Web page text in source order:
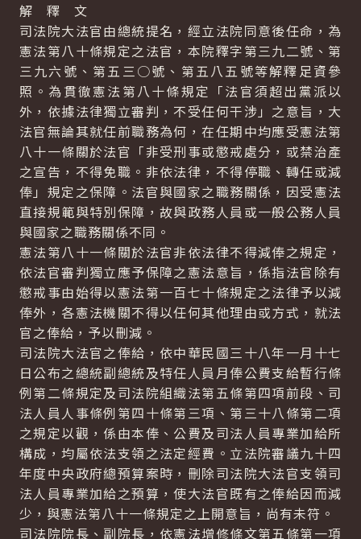
解 釋 文
司法院大法官由總統提名，經立法院同意後任命，為
憲法第八十條規定之法官，本院釋字第三九二號、第
三九六號、第五三○號、第五八五號等解釋足資參
照。為貫徹憲法第八十條規定「法官須超出黨派以
外，依據法律獨立審判，不受任何干涉」之意旨，大
法官無論其就任前職務為何，在任期中均應受憲法第
八十一條關於法官「非受刑事或懲戒處分，或禁治產
之宣告，不得免職。非依法律，不得停職、轉任或減
俸」規定之保障。法官與國家之職務關係，因受憲法
直接規範與特別保障，故與政務人員或一般公務人員
與國家之職務關係不同。
憲法第八十一條關於法官非依法律不得減俸之規定，
依法官審判獨立應予保障之憲法意旨，係指法官除有
懲戒事由始得以憲法第一百七十條規定之法律予以減
俸外，各憲法機關不得以任何其他理由或方式，就法
官之俸給，予以刪減。
司法院大法官之俸給，依中華民國三十八年一月十七
日公布之總統副總統及特任人員月俸公費支給暫行條
例第二條規定及司法院組織法第五條第四項前段、司
法人員人事條例第四十條第三項、第三十八條第二項
之規定以觀，係由本俸、公費及司法人員專業加給所
構成，均屬依法支領之法定經費。立法院審議九十四
年度中央政府總預算案時，刪除司法院大法官支領司
法人員專業加給之預算，使大法官既有之俸給因而減
少，與憲法第八十一條規定之上開意旨，尚有未符。
司法院院長、副院長，依憲法增修條文第五條第一項